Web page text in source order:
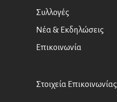
Συλλογές
Νέα & Εκδηλώσεις
Επικοινωνία
Στοιχεία Επικοινωνίας